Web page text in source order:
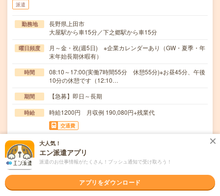
派遣
勤務地
長野県上田市
大屋駅から車15分／下之郷駅から車15分
曜日頻度
月～金・祝(週5日) ※企業カレンダーあり（GW・夏季・年
末年始長期休暇有）
時間
08:10～17:00(実働7時間55分 休憩55分)※お昼45分、午後
10分の休憩です（12:10…
期間 【急募】即日～長期
時給 時給1200円 月収例 190,080円+残業代
交通費
仕事内容
＊食材のセッティング＊運搬（台車使用）＊食材の選別・
検品＊袋詰め、梱包作業※立ち作業の工程と座り作業…
職種未経験OK / ブランクOK / パソコンスキル不要 / 英語力
大人気！
エン派遣アプリ
派遣のお仕事情報がたくさん！プッシュ通知で受け取ろう！
アプリをダウンロード